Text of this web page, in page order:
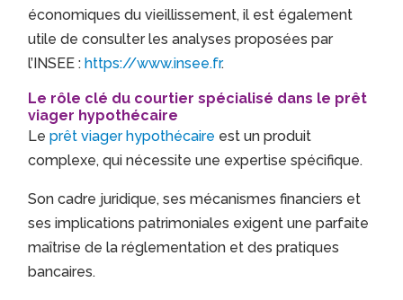
économiques du vieillissement, il est également
utile de consulter les analyses proposées par
l’INSEE :https://www.insee.fr.
Le rôle clé du courtier spécialisé dans le prêt
viager hypothécaire
Leprêt viager hypothécaire est un produit
complexe, qui nécessite une expertise spécifique.
Son cadre juridique, ses mécanismes financiers et
ses implications patrimoniales exigent une parfaite
maîtrise de la réglementation et des pratiques
bancaires.